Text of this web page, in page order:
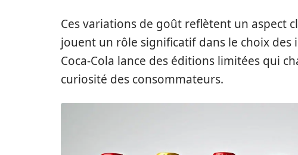
Ces variations de goût reflètent un aspect
jouent un rôle significatif dans le choix des
Coca-Cola lance des éditions limitées qui
curiosité des consommateurs.